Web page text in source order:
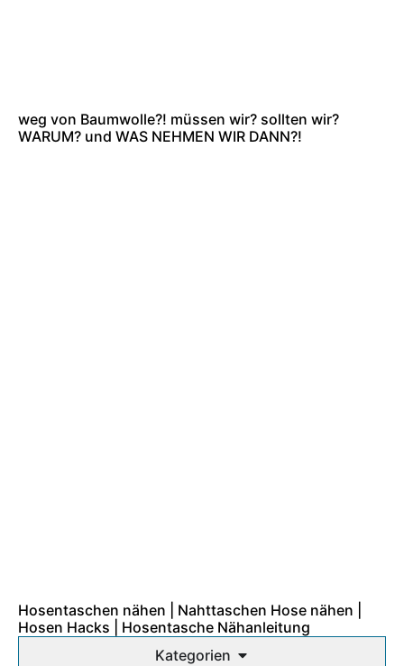
weg von Baumwolle?! müssen wir? sollten wir?
WARUM? und WAS NEHMEN WIR DANN?!
Hosentaschen nähen | Nahttaschen Hose nähen |
Hosen Hacks | Hosentasche Nähanleitung
Kategorien